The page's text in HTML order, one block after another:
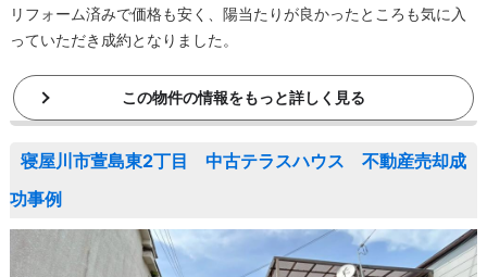
リフォーム済みで価格も安く、陽当たりが良かったところも気に入
っていただき成約となりました。
この物件の情報をもっと詳しく見る
寝屋川市萱島東2丁目 中古テラスハウス 不動産売却成
功事例